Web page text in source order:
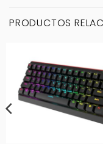
PRODUCTOS